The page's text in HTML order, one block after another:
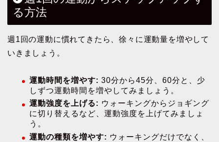
る方法
週1回の運動に慣れてきたら、徐々に運動量を増やして
いきましょう。
運動時間を増やす: 30分から45分、60分と、少
しずつ運動時間を増やしてみましょう。
運動強度を上げる: ウォーキングからジョギング
に切り替えるなど、運動強度を上げてみましょ
う。
運動の種類を増やす: ウォーキングだけでなく、